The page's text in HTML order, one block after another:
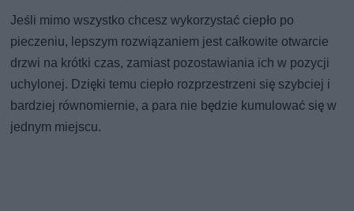
Jeśli mimo wszystko chcesz wykorzystać ciepło po
pieczeniu, lepszym rozwiązaniem jest całkowite otwarcie
drzwi na krótki czas, zamiast pozostawiania ich w pozycji
uchylonej. Dzięki temu ciepło rozprzestrzeni się szybciej i
bardziej równomiernie, a para nie będzie kumulować się w
jednym miejscu.